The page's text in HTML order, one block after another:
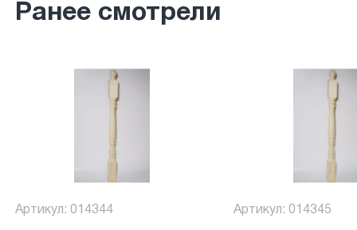
Ранее смотрели
Артикул: 014344 Артикул: 014345